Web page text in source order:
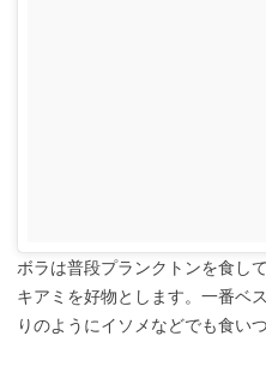
ボラは普段プランクトンを食し
キアミを好物とします。一番ベ
りのようにイソメなどでも食い